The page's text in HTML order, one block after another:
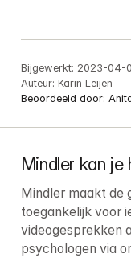
Bijgewerkt: 2023-04-
Auteur: Karin Leijen
Beoordeeld door:
Mindler kan je
Mindler maakt de
toegankelijk voor
videogesprekken
psychologen via